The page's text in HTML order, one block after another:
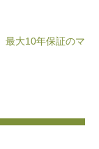
最大10年保証のマ